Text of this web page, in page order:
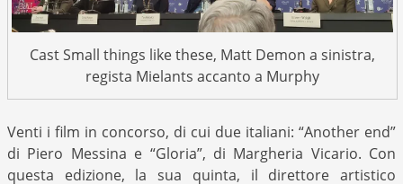
Cast Small things like these, Matt Demon a sinistra,
regista Mielants accanto a Murphy
Venti i film in concorso, di cui due italiani: “Another end”
di Piero Messina e “Gloria”, di Margheria Vicario. Con
questa edizione, la sua quinta, il direttore artistico